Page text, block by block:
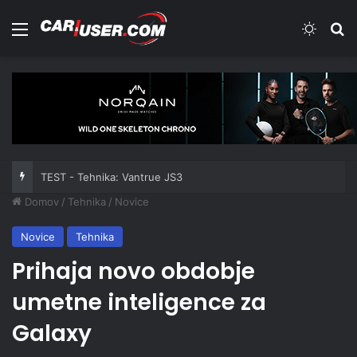
Meni
TEST - Tehnika: Vantrue JS3
Domov / Tehnika / Novice
Novice Tehnika
Prihaja novo obdobje
umetne inteligence za
Galaxy